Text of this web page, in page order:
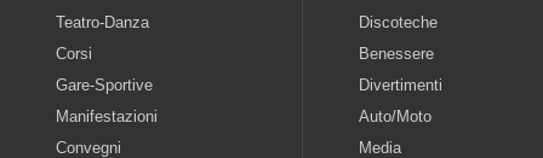
Teatro-Danza
Corsi
Gare-Sportive
Manifestazioni
Convegni
Discoteche
Benessere
Divertimenti
Auto/Moto
Media